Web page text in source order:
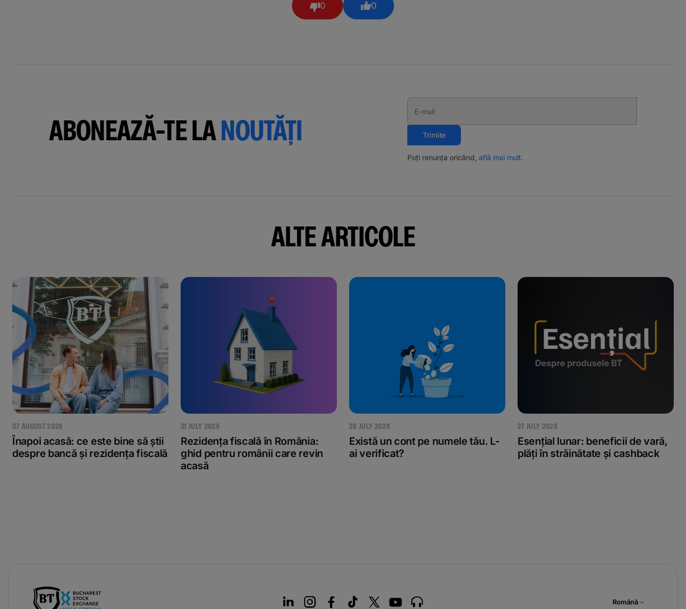
0 0
ABONEAZĂ-TE LANOUTĂȚI
E-mail
Trimite
Poți renunța oricând, află mai mult.
ALTE ARTICOLE
07 AUGUST 2026
Înapoi acasă: ce este bine să știi
despre bancă și rezidența fiscală
31 JULY 2026
Rezidența fiscală în România:
ghid pentru românii care revin
acasă
28 JULY 2026
Există un cont pe numele tău. L-
ai verificat?
27 JULY 2026
Esențial lunar: beneficii de vară,
plăți în străinătate și cashback
Română